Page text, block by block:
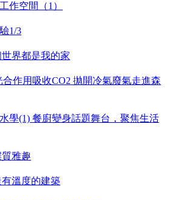
作空間（1）
1/3
界都是我的家
作用吸收CO2 拋開冷氣廢氣走進森
學(1) 餐廚變身話題舞台，聚焦生活
雅趣
溫度的建築